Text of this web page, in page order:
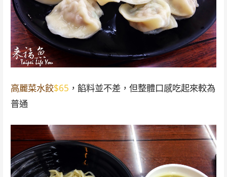
高麗菜水餃$65 ，餡料並不差，但整體口感吃起來較為
普通